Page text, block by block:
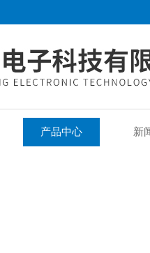
产品中心 新